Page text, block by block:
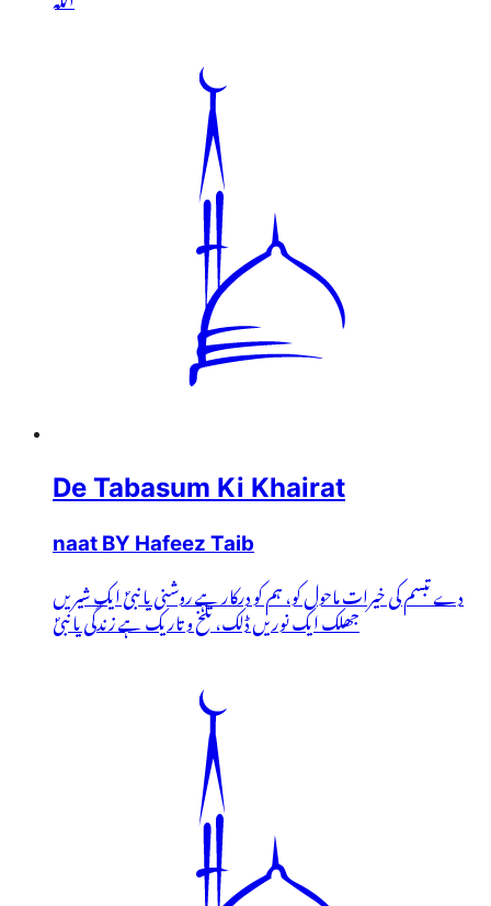
De Tabasum Ki Khairat
naat BY Hafeez Taib
دے تبسم کی خیرات ماحول کو، ہم کو درکار ہے روشنی یا نبیؐ ایک شیریں
جھلک ایک نوریں ڈلک، تلخ و تاریک ہے زندگی یا نبیؐ